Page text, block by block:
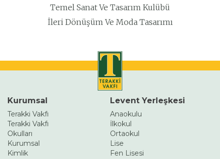
Temel Sanat Ve Tasarım Kulübü
İleri Dönüşüm Ve Moda Tasarımı
Kurumsal
Terakki Vakfı
Terakki Vakfı
Okulları
Kurumsal
Kimlik
Levent Yerleşkesi
Anaokulu
İlkokul
Ortaokul
Lise
Fen Lisesi